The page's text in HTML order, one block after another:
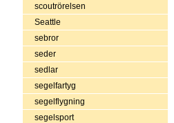
scoutrörelsen
Seattle
sebror
seder
sedlar
segelfartyg
segelflygning
segelsport